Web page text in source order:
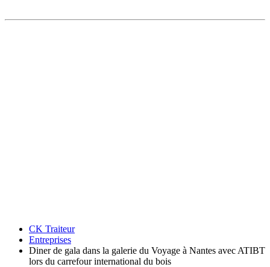
CK Traiteur
Entreprises
Diner de gala dans la galerie du Voyage à Nantes avec ATIBT
lors du carrefour international du bois